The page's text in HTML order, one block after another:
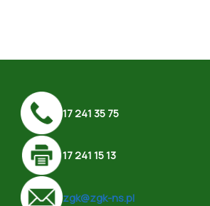
17 241 35 75
17 241 15 13
zgk@zgk-ns.pl